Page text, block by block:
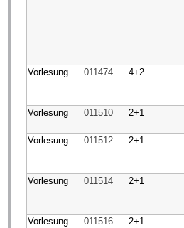
Vorlesung
011474 4+2
Vorlesung
011510 2+1
Vorlesung
011512 2+1
Vorlesung
011514 2+1
Vorlesung
011516 2+1